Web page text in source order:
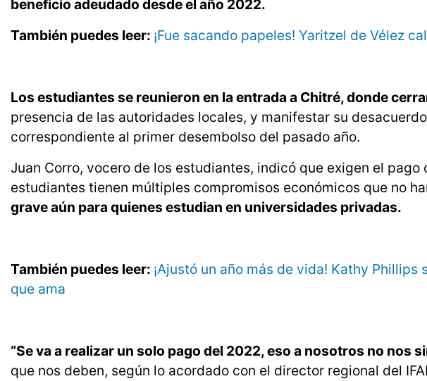
beneficio adeudado desde el año 2022.
También puedes leer: ¡Fue sacando papeles! Yaritzel de Vélez
Los estudiantes se reunieron en la entrada a Chitré, donde
presencia de las autoridades locales, y manifestar su
correspondiente al primer desembolso del pasado año.
Juan Corro, vocero de los estudiantes, indicó que exigen el
estudiantes tienen múltiples compromisos económicos que no
grave aún para quienes estudian en universidades privadas.
También puedes leer: ¡Ajustó un año más de vida! Kathy
que ama
“Se va a realizar un solo pago del 2022, eso a nosotros no nos
que nos deben, según lo acordado con el director regional del